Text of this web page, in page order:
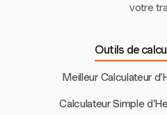
votre
Outils de
Meilleur Calculateur
Calculateur Simple